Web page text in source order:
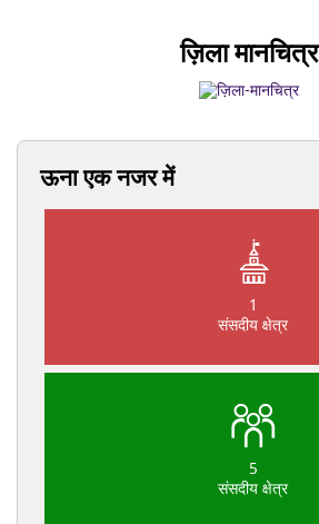
ज़िला मानचित्र
ऊना एक नजर में
1
संसदीय क्षेत्र
5
संसदीय क्षेत्र